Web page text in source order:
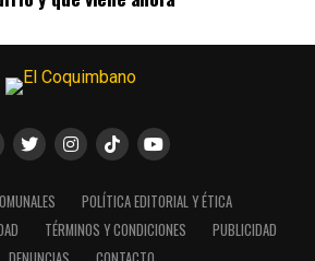
POLÍTICA EDITORIAL Y ÉTICA
TÉRMINOS Y CONDICIONES
PUBLICIDAD